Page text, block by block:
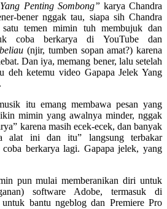
Penting Sombong” karya Chandra
bener nggak tau, siapa sih Chandra
temen mimin tuh membujuk dan
coba berkarya di YouTube dan
beliau (njir, tumben sopan amat?) karena
Dan iya, memang bener, lalu setelah
ketemu video Gapapa Jelek Yang
itu emang membawa pesan yang
mimin yang awalnya minder, nggak
karena masih ecek-ecek, dan banyak
alat ini dan itu” langsung terbakar
berkarya lagi. Gapapa jelek, yang
pun mulai memberanikan diri untuk
software Adobe, termasuk di
bantu ngeblog dan Premiere Pro